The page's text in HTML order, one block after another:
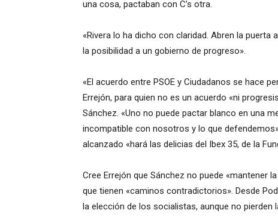
una cosa, pactaban con C’s otra.
«Rivera lo ha dicho con claridad. Abren la puerta
la posibilidad a un gobierno de progreso».
«El acuerdo entre PSOE y Ciudadanos se hace
Errejón, para quien no es un acuerdo «ni
Sánchez. «Uno no puede pactar blanco en una
incompatible con nosotros y lo que
alcanzado «hará las delicias del Ibex 35, de la
Cree Errejón que Sánchez no puede «mantener
que tienen «caminos contradictorios». Desde
la elección de los socialistas, aunque no